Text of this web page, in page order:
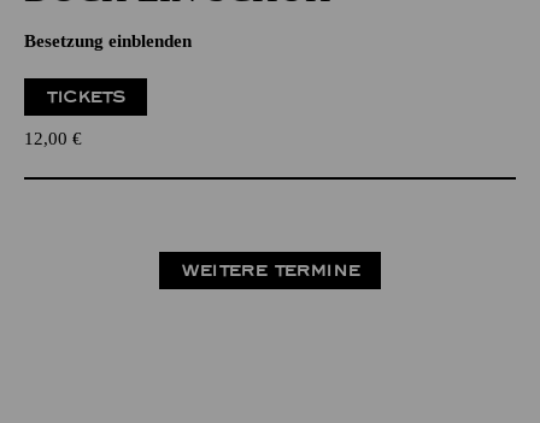
Besetzung einblenden
TICKETS
12,00 €
WEITERE TERMINE